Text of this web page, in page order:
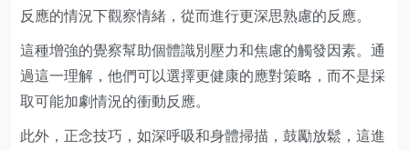
反應的情況下觀察情緒，從而進行更深思熟慮的反應。
這種增強的覺察幫助個體識別壓力和焦慮的觸發因素。通
過這一理解，他們可以選擇更健康的應對策略，而不是採
取可能加劇情況的衝動反應。
此外，正念技巧，如深呼吸和身體掃描，鼓勵放鬆，這進